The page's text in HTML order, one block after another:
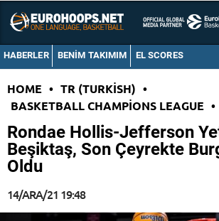
HABERLER BENIM TAKIMIM EL SCORES
HOME • TR (TURKISH) •
BASKETBALL CHAMPIONS LEAGUE •
Rondae Hollis-Jefferson
Beşiktaş, Son Çeyrekte
Oldu
14/ARA/21 19:48